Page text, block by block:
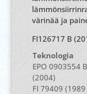
värinää ja
FI126717 B
Teknologia
EPO 0903554
(2004)
FI 79409 (1989